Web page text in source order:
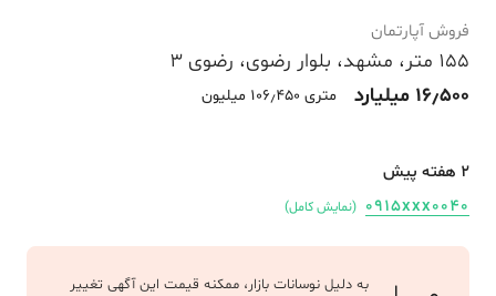
فروش آپارتمان
155 متر، مشهد، بلوار رضوی، رضوی 3
16٫500 میلیارد
متری 106٫450 میلیون
2 هفته پیش
0915xxx0040
(نمایش کامل)
به دلیل نوسانات بازار، ممکنه قیمت این آگهی تغییر